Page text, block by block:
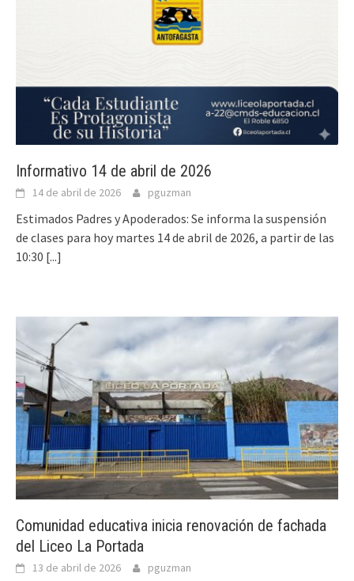
Informativo 14 de abril de 2026
14 de abril de 2026 pguzman
Estimados Padres y Apoderados: Se informa la suspensión
de clases para hoy martes 14 de abril de 2026, a partir de las
10:30 [...]
Comunidad educativa inicia renovación de fachada
del Liceo La Portada
13 de abril de 2026 pguzman